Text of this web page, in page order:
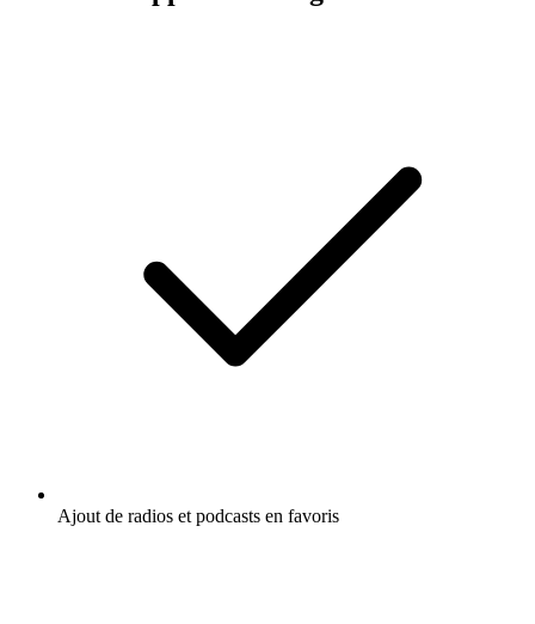
Ajout de radios et podcasts en favoris